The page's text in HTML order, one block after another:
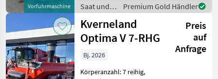
Vorführmaschine
Scheibensech; Düngertank:
Ja; Antriebsart:
Kettenlaufwerk; Seri
Saat und
Pflege /
Kverneland
Premium Gold Händler
Kverneland
Optima V 7-RHG
Preis
auf
Anfrage
Bj. 2026
Körperanzahl: 7 reihig,